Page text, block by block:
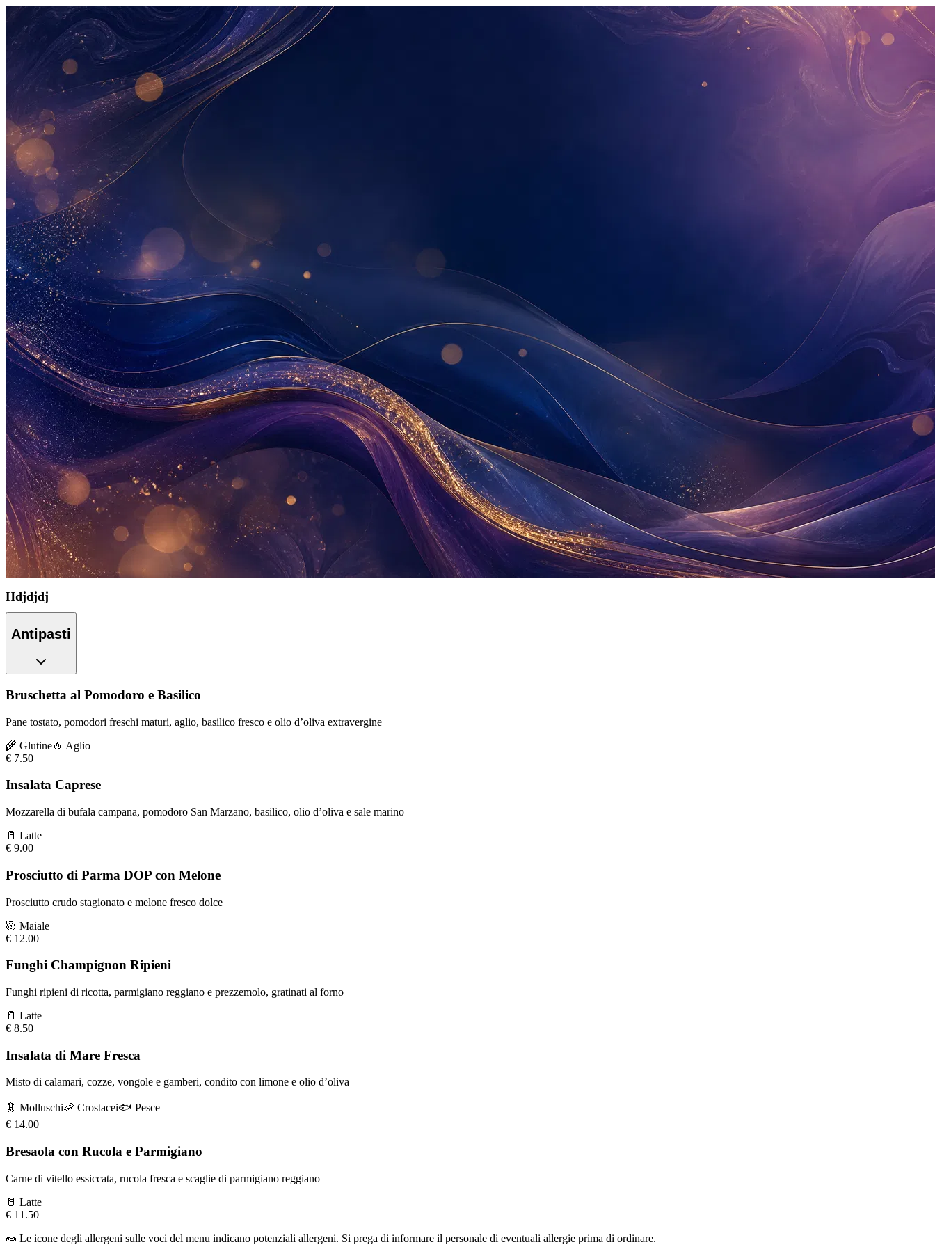
Hdjdjdj
Antipasti
Bruschetta al Pomodoro e Basilico
Pane tostato, pomodori freschi maturi, aglio, basilico fresco e olio d’oliva extravergine
🌾 Glutine🧄 Aglio
€ 7.50
Insalata Caprese
Mozzarella di bufala campana, pomodoro San Marzano, basilico, olio d’oliva e sale marino
🥛 Latte
€ 9.00
Prosciutto di Parma DOP con Melone
Prosciutto crudo stagionato e melone fresco dolce
🐷 Maiale
€ 12.00
Funghi Champignon Ripieni
Funghi ripieni di ricotta, parmigiano reggiano e prezzemolo, gratinati al forno
🥛 Latte
€ 8.50
Insalata di Mare Fresca
Misto di calamari, cozze, vongole e gamberi, condito con limone e olio d’oliva
🦑 Molluschi🦐 Crostacei🐟 Pesce
€ 14.00
Bresaola con Rucola e Parmigiano
Carne di vitello essiccata, rucola fresca e scaglie di parmigiano reggiano
🥛 Latte
€ 11.50
🥜 Le icone degli allergeni sulle voci del menu indicano potenziali allergeni. Si prega di informare il personale di eventuali allergie prima di ordinare.